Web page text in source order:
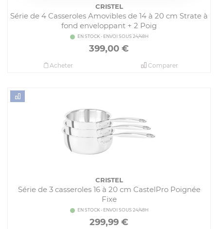
CRISTEL
Série de 4 Casseroles Amovibles de 14 à 20 cm Strate à
fond enveloppant + 2 Poig
EN STOCK - ENVOI SOUS 24/48H
399,00 €
Comparer
Acheter
CRISTEL
Série de 3 casseroles 16 à 20 cm CastelPro Poignée
Fixe
EN STOCK - ENVOI SOUS 24/48H
299,99 €